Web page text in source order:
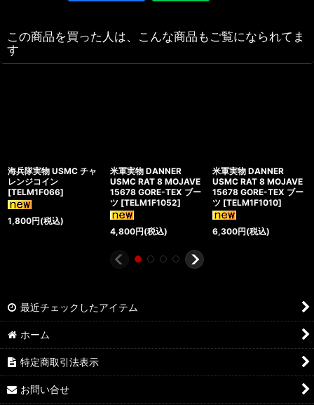
この商品を買った人は、こんな商品もご覧になられてま
す
海兵隊実物 USMC チャ
レンジコイン
[TELM1F066]
1,800円(税込)
米軍実物 DANNER
USMC RAT 8 MOJAVE
15678 GORE-TEX ブー
ツ [TELM1F1052]
4,800円(税込)
米軍実物 DANNER
USMC RAT 8 MOJAVE
15678 GORE-TEX ブー
ツ [TELM1F1010]
6,300円(税込)
最近チェックしたアイテム
ホーム
特定商取引法表示
お問い合せ